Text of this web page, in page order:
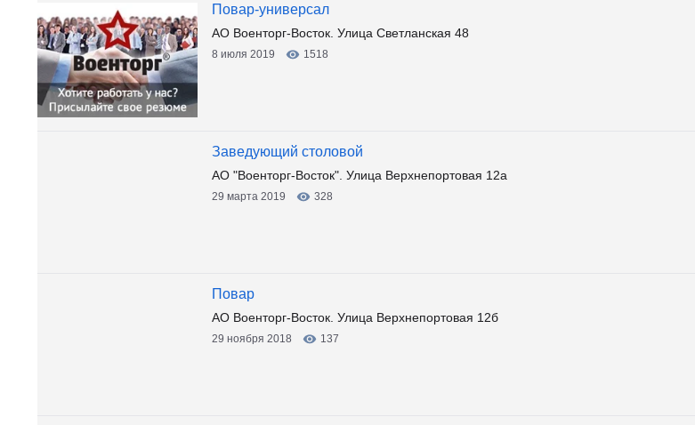
Повар-универсал
АО Военторг-Восток. Улица Светланская 48
8 июля 2019 1518
Заведующий столовой
АО "Военторг-Восток". Улица Верхнепортовая 12а
29 марта 2019 328
Повар
АО Военторг-Восток. Улица Верхнепортовая 12б
29 ноября 2018 137